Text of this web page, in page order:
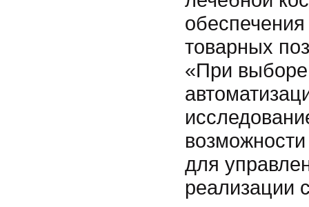
товарных
«При
для
реализации